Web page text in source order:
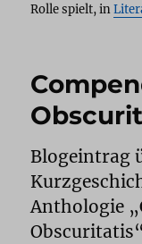
Rolle spielt, in
Blogeintrag
Anthologie